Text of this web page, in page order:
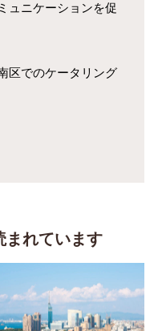
ュニケーションを促
区でのケータリング
まれています